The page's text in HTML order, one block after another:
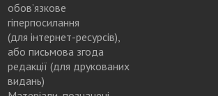
обов’язкове
гіперпосилання
(для інтернет-ресурсів),
або письмова згода
редакції (для друкованих
видань)